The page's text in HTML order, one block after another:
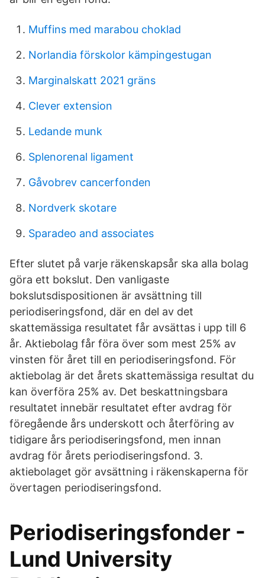
Muffins med marabou choklad
Norlandia förskolor kämpingestugan
Marginalskatt 2021 gräns
Clever extension
Ledande munk
Splenorenal ligament
Gåvobrev cancerfonden
Nordverk skotare
Sparadeo and associates
Efter slutet på varje räkenskapsår ska alla bolag
göra ett bokslut. Den vanligaste
bokslutsdispositionen är avsättning till
periodiseringsfond, där en del av det
skattemässiga resultatet får avsättas i upp till 6
år. Aktiebolag får föra över som mest 25% av
vinsten för året till en periodiseringsfond. För
aktiebolag är det årets skattemässiga resultat du
kan överföra 25% av. Det beskattningsbara
resultatet innebär resultatet efter avdrag för
föregående års underskott och återföring av
tidigare års periodiseringsfond, men innan
avdrag för årets periodiseringsfond. 3.
aktiebolaget gör avsättning i räkenskaperna för
övertagen periodiseringsfond.
Periodiseringsfonder -
Lund University